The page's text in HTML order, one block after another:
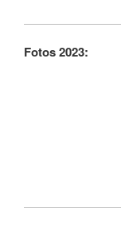
Fotos 2023: